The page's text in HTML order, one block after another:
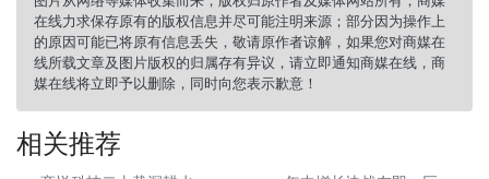
在线力求保存原有的版权信息并尽可能注明来源；部分因为操作上
的原因可能已将原有信息丢失，敬请原作者谅解，如果您对商媒在
线所载文章及图片版权的归属存有异议，请立即通知商媒在线，商
媒在线将立即予以删除，同时向您表示歉意！
相关推荐